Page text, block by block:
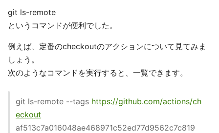
git ls-remote
というコマンドが便利でした。
例えば、定番のcheckoutのアクションについて見てみま
しょう。
次のようなコマンドを実行すると、一覧できます。
git ls-remote --tags https://github.com/actions/ch
eckout
af513c7a016048ae468971c52ed77d9562c7c819